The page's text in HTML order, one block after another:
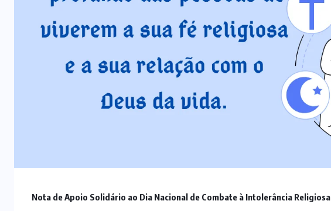
Nota de Apoio Solidário ao Dia Nacional de Combate à Intolerância Religiosa